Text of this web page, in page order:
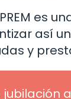
es
así
y
jubilación